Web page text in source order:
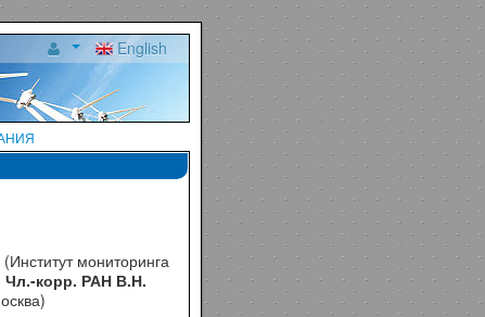
English
(Институт мониторинга
Чл.-корр. РАН В.Н.